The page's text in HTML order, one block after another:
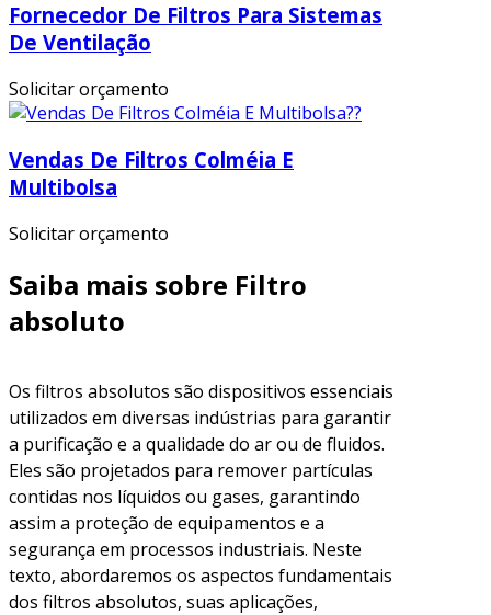
Fornecedor De Filtros Para Sistemas
De Ventilação
Solicitar orçamento
Vendas De Filtros Colméia E
Multibolsa
Solicitar orçamento
Saiba mais sobre Filtro
absoluto
Os filtros absolutos são dispositivos essenciais
utilizados em diversas indústrias para garantir
a purificação e a qualidade do ar ou de fluidos.
Eles são projetados para remover partículas
contidas nos líquidos ou gases, garantindo
assim a proteção de equipamentos e a
segurança em processos industriais. Neste
texto, abordaremos os aspectos fundamentais
dos filtros absolutos, suas aplicações,